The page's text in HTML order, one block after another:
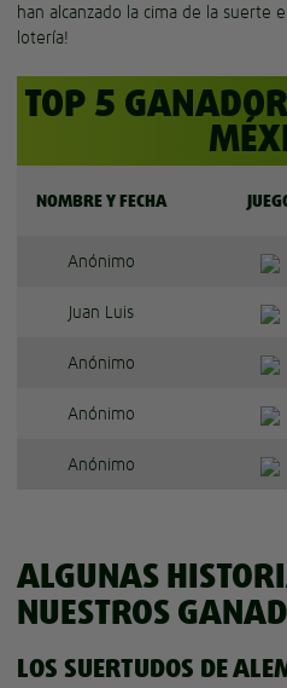
han alcanzado la cima de la suerte
lotería!
TOP 5
NOMBRE Y FECHA
Anónimo
Juan Luis
Anónimo
Anónimo
Anónimo
ALGUNAS
NUESTROS
LOS SUERTUDOS DE